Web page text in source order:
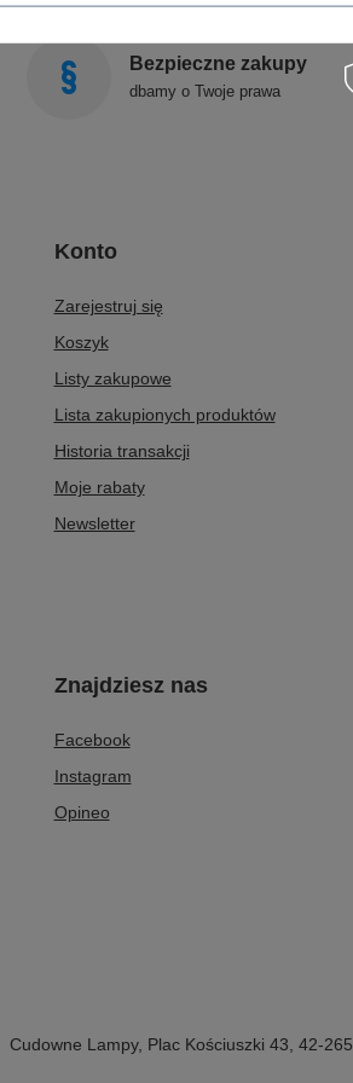
Bezpieczne zakupy
dbamy o Twoje prawa
Konto
Zarejestruj się
Koszyk
Listy zakupowe
Lista zakupionych produktów
Historia transakcji
Moje rabaty
Newsletter
Znajdziesz nas
Facebook
Instagram
Opineo
Cudowne Lampy, Plac Kościuszki 43, 42-265